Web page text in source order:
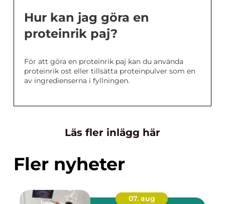
Hur kan jag göra en
proteinrik paj?
För att göra en proteinrik paj kan du använda
proteinrik ost eller tillsätta proteinpulver som en
av ingredienserna i fyllningen.
Läs fler inlägg här
Fler nyheter
07. aug